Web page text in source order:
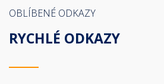
OBLÍBENÉ ODKAZY
RYCHLÉ ODKAZY